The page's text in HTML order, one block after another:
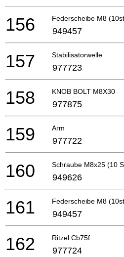
Federscheibe M8
156 949457
Stabilisatorwelle
157 977723
KNOB BOLT M8X30
158 977875
Arm
159 977722
Schraube M8x25 (10
160 949626
Federscheibe M8
161 949457
Ritzel Cb75f
162 977724